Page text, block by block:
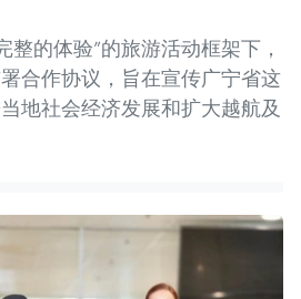
整的体验”的旅游活动框架下，
合作协议，旨在宣传广宁省这
地社会经济发展和扩大越航及